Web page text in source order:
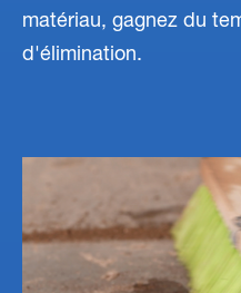
matériau, gagnez du
d'élimination.